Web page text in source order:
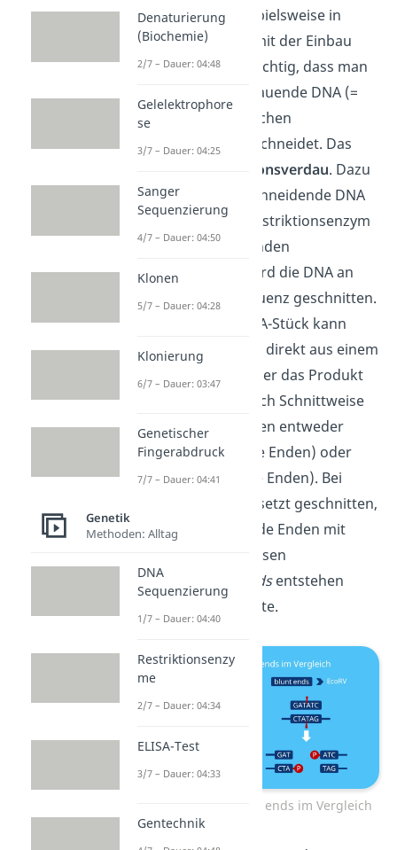
den Transport, beispielsweise in
Bakterien dient. Damit der Einbau
funktioniert ist es wichtig, dass man
Plasmid und einzubauende DNA (=
Insert
) mit dem gleichen
Restriktionsenzym schneidet. Das
Restriktionsverdau. Dazu
mischst du die zu schneidende DNA
Sequenz mit dem Restriktionsenzym
in einer entsprechenden
Pufferlösung
. So wird die DNA an
der Erkennungssequenz geschnitten.
Das verwendete DNA-Stück kann
dabei beispielsweise direkt aus einem
Genom stammen oder das Produkt
sein. Je nach Schnittweise
des Enzyms entstehen entweder
ticky ends(klebrige Enden) oder
blunt ends(stumpfe Enden). Bei
wird versetzt geschnitten,
so dass überlappende Enden mit
komplementären Basen
entstehen.
Blunt endsentstehen
durch gerade Schnitte.
sticky ends und blunt ends im Vergleich
Denaturierung
(Biochemie)
2/7 – Dauer: 04:48
Gelelektrophore
se
3/7 – Dauer: 04:25
Sanger
Sequenzierung
4/7 – Dauer: 04:50
Klonen
5/7 – Dauer: 04:28
Klonierung
6/7 – Dauer: 03:47
Genetischer
Fingerabdruck
7/7 – Dauer: 04:41
Genetik
Methoden: Alltag
DNA
Sequenzierung
1/7 – Dauer: 04:40
Restriktionsenzy
me
2/7 – Dauer: 04:34
ELISA-Test
3/7 – Dauer: 04:33
Gentechnik